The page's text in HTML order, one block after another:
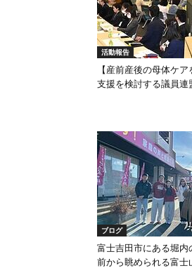
活動報告
【産前産後の母体ケ
支援を検討する議員連
ブログ
富士吉田市にある堀内
前から眺められる富士